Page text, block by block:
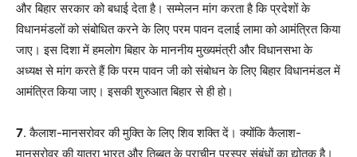
और बिहार सरकार को बधाई देता है। सम्मेलन मांग करता है कि प्रदेशों के
विधानमंडलों को संबोधित करने के लिए परम पावन दलाई लामा को आमंत्रित किया
जाए। इस दिशा में हमलोग बिहार के माननीय मुख्यमंत्री और विधानसभा के
अध्यक्ष से मांग करते हैं कि परम पावन जी को संबोधन के लिए बिहार विधानमंडल में
आमंत्रित किया जाए। इसकी शुरुआत बिहार से ही हो।
7. कैलाश-मानसरोवर की मुक्ति के लिए शिव शक्ति दें। क्योंकि कैलाश-
मानसरोवर की यात्रा भारत और तिब्बत के प्राचीन परस्पर संबंधों का द्योतक है।